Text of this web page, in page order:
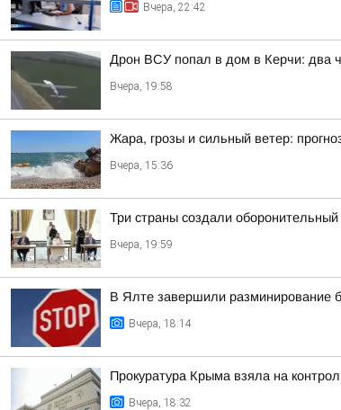
Вчера, 22:42
Дрон ВСУ попал в дом в Керчи: два
Вчера, 19:58
Жара, грозы и сильный ветер:
Вчера, 15:36
Три страны создали оборонительный
Вчера, 19:59
В Ялте завершили разминирование
Вчера, 18:14
Прокуратура Крыма взяла на
Вчера, 18:32